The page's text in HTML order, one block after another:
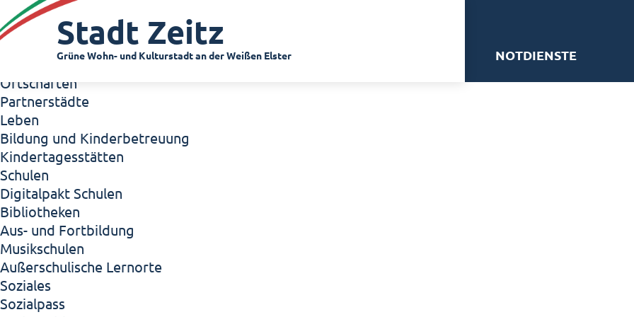
Zeitz - Die Kleinstadt
Willkommen in Zeitz!
Interview mit Oberbürgermeister Christian Thieme
Zeitz - Stadt der Zukunft
Ortschaften
Partnerstädte
Leben
Bildung und Kinderbetreuung
Kindertagesstätten
Schulen
Digitalpakt Schulen
Bibliotheken
Aus- und Fortbildung
Musikschulen
Außerschulische Lernorte
Soziales
Sozialpass
Stadt Zeitz
Grüne Wohn- und Kulturstadt an der Weißen Elster NOTDIENSTE